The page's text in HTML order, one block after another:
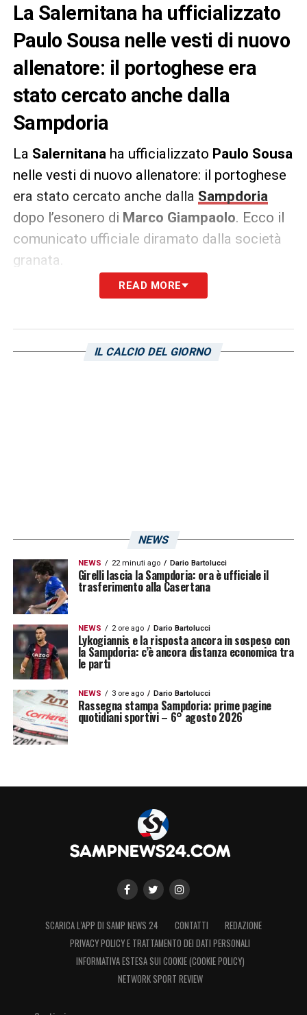
La Salernitana ha ufficializzato
Paulo Sousa nelle vesti di nuovo
allenatore: il portoghese era
stato cercato anche dalla
Sampdoria
La Salernitanaha ufficializzato Paulo Sousa
nelle vesti di nuovo allenatore: il portoghese
era stato cercato anche dalla Sampdoria
dopo l’esonero di Marco Giampaolo. Ecco il
comunicato ufficiale diramato dalla società
granata.
COMUNICATO UFFICIALE –«L’U.S.
affidato la guida tecnica della prima
READ MORE
IL CALCIO DEL GIORNO
NEWS
NEWS 22 minuti ago Dario Bartolucci
Girelli lascia la Sampdoria: ora è ufficiale il
trasferimento alla Casertana
NEWS 2 ore ago Dario Bartolucci
Lykogiannis e la risposta ancora in sospeso con
la Sampdoria: c’è ancora distanza economica tra
le parti
NEWS 3 ore ago Dario Bartolucci
Rassegna stampa Sampdoria: prime pagine
quotidiani sportivi – 6° agosto 2026
SCARICA L’APP DI SAMP NEWS 24 CONTATTI
REDAZIONE
PRIVACY POLICY E TRATTAMENTO DEI DATI PERSONALI
INFORMATIVA ESTESA SUI COOKIE (COOKIE POLICY)
NETWORK SPORT REVIEW